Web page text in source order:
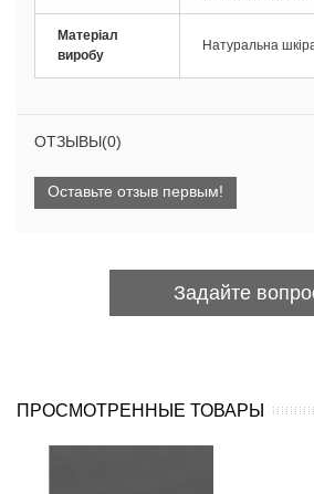
Матеріал
виробу
Натуральна
ОТЗЫВЫ(0)
Оставьте отзыв первым!
Задайте
ПРОСМОТРЕННЫЕ ТОВАРЫ